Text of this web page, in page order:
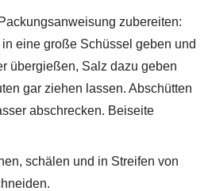
zubereiten:
eine große Schüssel geben und
übergießen, Salz dazu geben
gar ziehen lassen. Abschütten
abschrecken. Beiseite
schälen und in Streifen von